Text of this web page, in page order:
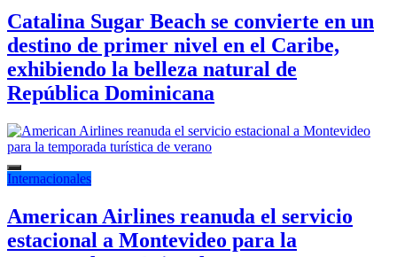
Catalina Sugar Beach se convierte en un
destino de primer nivel en el Caribe,
exhibiendo la belleza natural de
República Dominicana
Internacionales
American Airlines reanuda el servicio
estacional a Montevideo para la